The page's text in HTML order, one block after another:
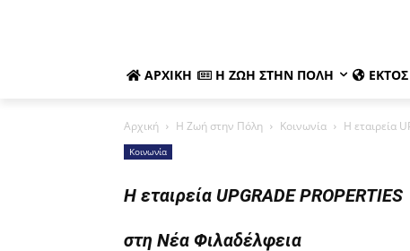
ΑΡΧΙΚΉ Η ΖΩΉ ΣΤΗΝ ΠΌΛΗ
Αρχική Η Ζωή στην Πόλη Κοινωνία Η εταιρεία
Κοινωνία
Η εταιρεία UPGRADE
στη Νέα Φιλαδέλφεια